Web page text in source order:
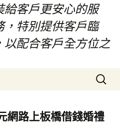
客戶更安心的服
特別提供客戶臨
以配合客戶全方位之
搜
尋
鍵
字:
網路上板橋借錢婚禮